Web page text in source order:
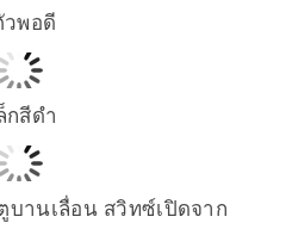
วพอดี
กสีดำ
บานเลื่อน สวิทซ์เปิดจาก